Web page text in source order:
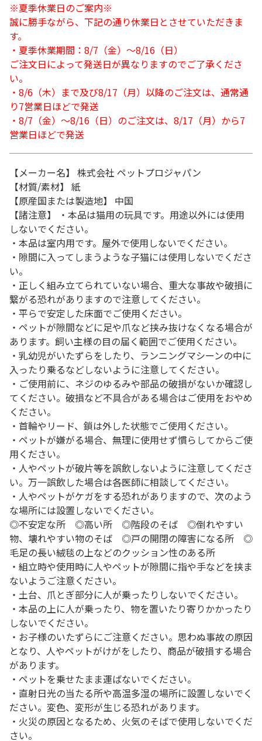
※夏季休業日のご案内※
誠に勝手ながら、下記の通り休業日とさせていただきま
す。
・夏季休業期間：8/7（金）～8/16（日）
ご注文日によって発送日が異なりますのでご了承くださ
い。
・8/6（木）まで及び8/17（月）以降のご注文は、通常通
り7営業日ほどで発送
・8/7（金）～8/16（日）のご注文は、8/17（月）から7
営業日ほどで発送
【メーカー名】 株式会社 ペットプロジャパン
【材質/素材】 紙
【原産国または製造地】 中国
【諸注意】 ・本品は猫用の玩具です。用途以外には使用
しないでください。
・本品は室内用です。屋外で使用しないでください。
・隙間に入ってしまうような子猫には使用しないでくださ
い。
・正しく組み立てられていない場合、重大な事故や破損に
繋がる恐れがありますので注意してください。
・平らで安定した床面でご使用ください。
・ペットが隙間などに足や爪など挟み抜けなくなる場合が
あります。飼い主様の目の届く範囲でご使用ください。
・乳幼児がいたずらをしたり、ランニングマシーンの中に
入ったり乗るなどしないように注意してください。
・ご使用前に、ネジのゆるみや部品の破損がないか確認し
てください。破損など不具合がある場合はご使用をおやめ
ください。
・首輪やリード、鎖は外した状態でご使用ください。
・ペットが嫌がる場合、無理に使用せず慣らしてからご使
用ください。
・人やペットが破片等を誤飲しないように注意してくださ
い。万一誤飲した場合は各医師に相談してください。
・人やペットがケガをする恐れがありますので、次のよう
な場所には設置しないでください。
◎不安定な所 ◎高い所 ◎階段のそば ◎倒れやすい
物、壊れやすい物のそば ◎戸の開閉の障害になる所 ◎
毛足の長い絨毯の上などのクッション性のある所
・組立時や使用時に人やペットが隙間に指や手などを挟ま
ないようご注意ください。
・土台、爪とぎ部分に人が乗ったりしないでください。
・本品の上に人が乗ったり、物を置いたり寄りかかったり
しないでください。
・お子様のいたずらにご注意ください。思わぬ事故の原因
となり、人やペットがけがをしたり、商品が破損する場合
があります。
・ペットを乗せたまま運ばないでください。
・直射日光の当たる所や高温多湿の場所に設置しないでく
ださい。変色、変形が生じる恐れがあります。
・火災の原因となるため、火気のそばで使用しないでくだ
さい。